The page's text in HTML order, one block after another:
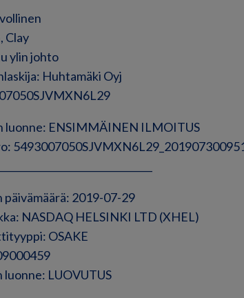
Clay
ylin johto
Huhtamäki Oyj
luonne: ENSIMMÄINEN ILMOITUS
päivämäärä: 2019-07-29
NASDAQ HELSINKI LTD (XHEL)
OSAKE
luonne: LUOVUTUS